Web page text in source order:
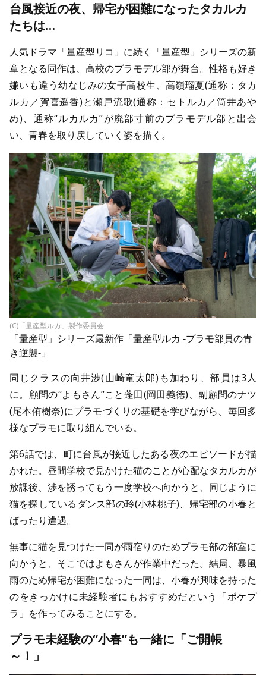
台風接近の夜、帰宅が困難になったタカルカ
たちは…
人気ドラマ「量産型リコ」に続く「量産型」シリーズの新
章となる同作は、高校のプラモデル部が舞台。性格も好き
嫌いも違う幼なじみの女子高校生、高嶺瑠夏(通称：タカ
ルカ／賀喜遥香)と瀬戸流歌(通称：セトルカ／筒井あや
め)、通称“ルカルカ”が廃部寸前のプラモデル部と出会
い、青春を取り戻していく姿を描く。
(C)「量産型ルカ」製作委員会
「量産型」シリーズ最新作「量産型ルカ -プラモ部員の青
き逆襲- 」
同じクラスの向井渉(山崎竜太郎)も加わり、部員は3人
に。顧問の“よもさん”こと蓬田(岡田義徳)、副顧問のナツ
(尾本侑樹奈)にプラモづくりの基礎を学びながら、毎回多
様なプラモに取り組んでいる。
第6話では、町に台風が接近したある夜のエピソードが描
かれた。昼間学校で見かけた猫のことが心配なタカルカが
放課後、渉を誘ってもう一度学校へ向かうと、同じように
猫を探しているダンス部の玲(小林桃子)、帰宅部の小春と
ばったり遭遇。
無事に猫を見つけた一同が雨宿りのためプラモ部の部室に
向かうと、そこではよもさんが作業中だった。結局、暴風
雨のため帰宅が困難になった一同は、小春が興味を持った
のをきっかけに未経験者にもおすすめだという「ポケプ
ラ」を作ってみることにする。
プラモ未経験の“小春”も一緒に「ご開帳
～！」